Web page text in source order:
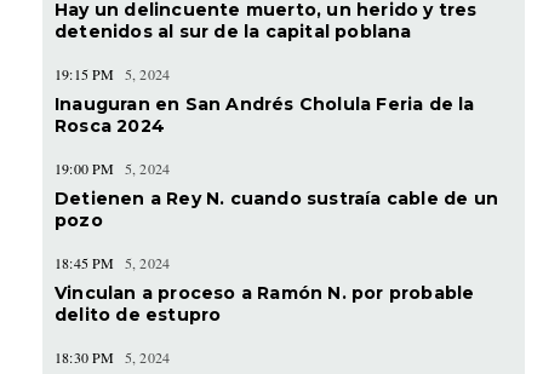
Hay un delincuente muerto, un herido y tres
detenidos al sur de la capital poblana
19:15 PM 5, 2024
Inauguran en San Andrés Cholula Feria de la
Rosca 2024
19:00 PM 5, 2024
Detienen a Rey N. cuando sustraía cable de un
pozo
18:45 PM 5, 2024
Vinculan a proceso a Ramón N. por probable
delito de estupro
18:30 PM 5, 2024